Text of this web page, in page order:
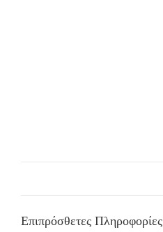
Επιπρόσθετες Πληροφορίες